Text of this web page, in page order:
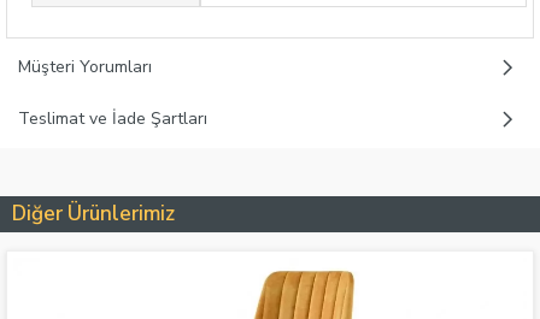
Müşteri Yorumları
Teslimat ve İade Şartları
Diğer Ürünlerimiz